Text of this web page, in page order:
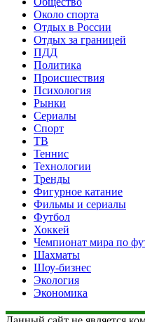
Около спорта
Отдых в России
Отдых за границей
ПДД
Политика
Происшествия
Психология
Рынки
Сериалы
Спорт
ТВ
Теннис
Технологии
Тренды
Фигурное катание
Фильмы и сериалы
Футбол
Хоккей
Чемпионат мира по
Шахматы
Шоу-бизнес
Экология
Экономика